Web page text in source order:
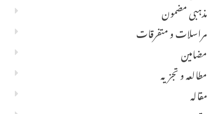
مذہبی مضمون
مراسلات و متفرقات
مضامین
مطالعہ و تجزیہ
مقالہ